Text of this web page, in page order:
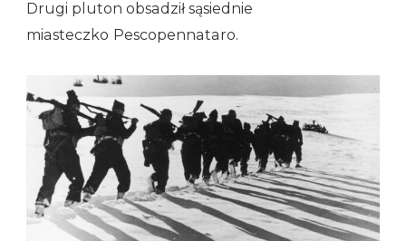
Drugi pluton obsadził sąsiednie
miasteczko Pescopennataro.